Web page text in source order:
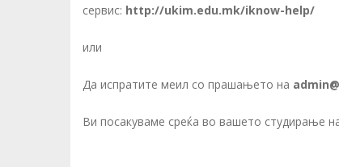
сервис: http://ukim.edu.mk/iknow-help/
или
Да испратите меил со прашањето на
Ви посакуваме среќа во вашето студирање